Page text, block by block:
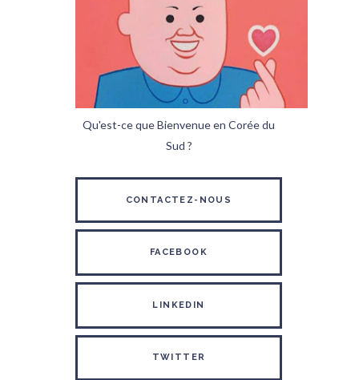
Qu'est-ce que Bienvenue en Corée du
Sud ?
CONTACTEZ-NOUS
FACEBOOK
LINKEDIN
TWITTER